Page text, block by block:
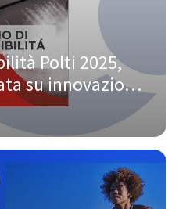
Polti 2025,
su innovazione